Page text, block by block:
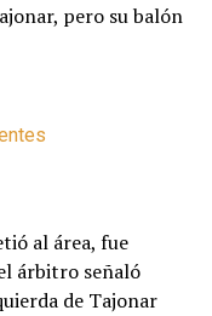
pero su balón
al área, fue
árbitro señaló
de Tajonar